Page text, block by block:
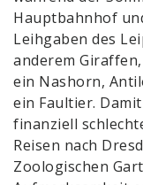
Hauptbahnhof
Leihgaben des
anderem
ein Nashorn,
ein Faultier.
finanziell
Reisen nach
Zoologischen